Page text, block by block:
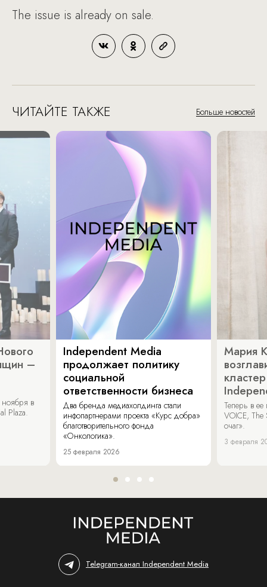
The issue is already on sale.
ЧИТАЙТЕ ТАКЖЕ Больше новостей
–
ноября в
Plaza.
Independent Media
продолжает политику
социальной
ответственности бизнеса
Два бренда медиахолдинга стали
инфопартнерами проекта «Курс добра»
благотворительного фонда
«Онкологика».
25 февраля 2026
Мария
Теперь в
VOICE,
очаг».
3 февраля
Telegram-канал Independent Media